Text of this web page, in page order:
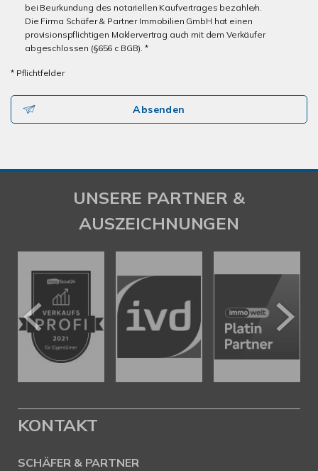
bei Beurkundung des notariellen Kaufvertrages bezahle/n.
Die Firma Schäfer & Partner Immobilien GmbH hat einen
provisionspflichtigen Maklervertrag auch mit dem Verkäufer
abgeschlossen (§656 c BGB). *
* Pflichtfelder
Absenden
UNSERE PARTNER &
AUSZEICHNUNGEN
KONTAKT
SCHÄFER & PARTNER